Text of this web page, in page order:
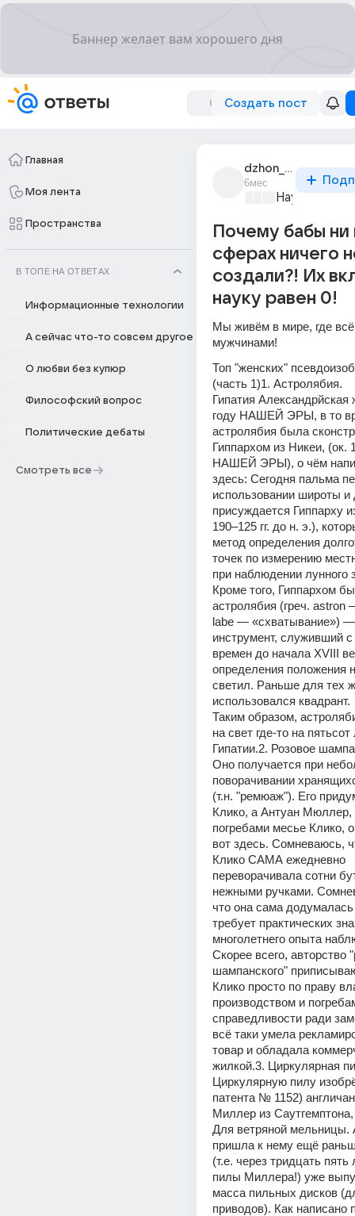
Создать пост
Главная
Моя лента
Пространства
В ТОПЕ НА ОТВЕТАХ
Информационные технологии
А сейчас что-то совсем другое
О любви без купюр
Философский вопрос
Политические дебаты
Смотреть все
dzhon_boev
6мес
Наука
Почему бабы ни
сферах ничего
создали?! Их
науку равен 0!
Мы живём в мире, где всё
мужчинами!
Топ "женских"
(часть 1)1. Астролябия.
Гипатия Александрйская
году НАШЕЙ ЭРЫ, в то
астролябия была
Гиппархом из Никеи, (ок.
НАШЕЙ ЭРЫ), о чём
здесь: Сегодня пальма
использовании широты и
присуждается Гиппарху
190–125 гг. до н. э.),
метод определения
точек по измерению
при наблюдении лунного
Кроме того, Гиппархом
астролябия (греч. astron
labe — «схватывание»)
инструмент, служивший
времен до начала XVIII
определения положения
светил. Раньше для тех
использовался квадрант.
Таким образом,
на свет где-то на
Гипатии.2. Розовое
Оно получается при
поворачивании
(т.н. "ремюаж"). Его
Клико, а Антуан
погребами месье Клико,
вот здесь. Сомневаюсь,
Клико САМА ежедневно
переворачивала сотни
нежными ручками.
что она сама додумалась
требует практических
многолетнего опыта
Скорее всего, авторство
шампанского"
Клико просто по праву
производством и
справедливости ради
всё таки умела
товар и обладала
жилкой.3. Циркулярная
Циркулярную пилу
патента № 1152)
Миллер из Саутгемптона,
Для ветряной мельницы.
пришла к нему ещё
(т.е. через тридцать пять
пилы Миллера!) уже
масса пильных дисков
приводов). Как написано